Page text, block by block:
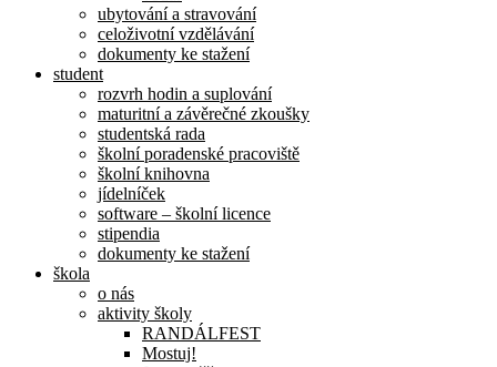
ubytování a stravování
celoživotní vzdělávání
dokumenty ke stažení
student
rozvrh hodin a suplování
maturitní a závěrečné zkoušky
studentská rada
školní poradenské pracoviště
školní knihovna
jídelníček
software – školní licence
stipendia
dokumenty ke stažení
škola
o nás
aktivity školy
RANDÁLFEST
Mostuj!